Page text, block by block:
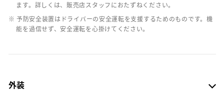
ます。詳しくは、販売店スタッフにおたずねください。
※ 予防安全装置はドライバーの安全運転を支援するためのものです。機
能を過信せず、安全運転を心掛けてください。
外装